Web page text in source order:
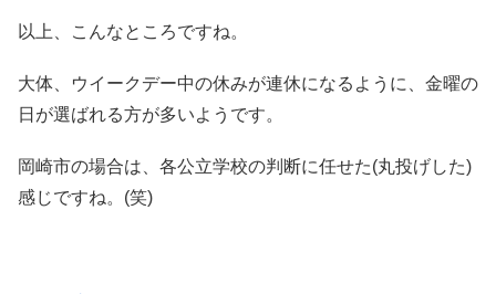
以上、こんなところですね。
大体、ウイークデー中の休みが連休になるように、金曜の
日が選ばれる方が多いようです。
岡崎市の場合は、各公立学校の判断に任せた(丸投げした)
感じですね。(笑)